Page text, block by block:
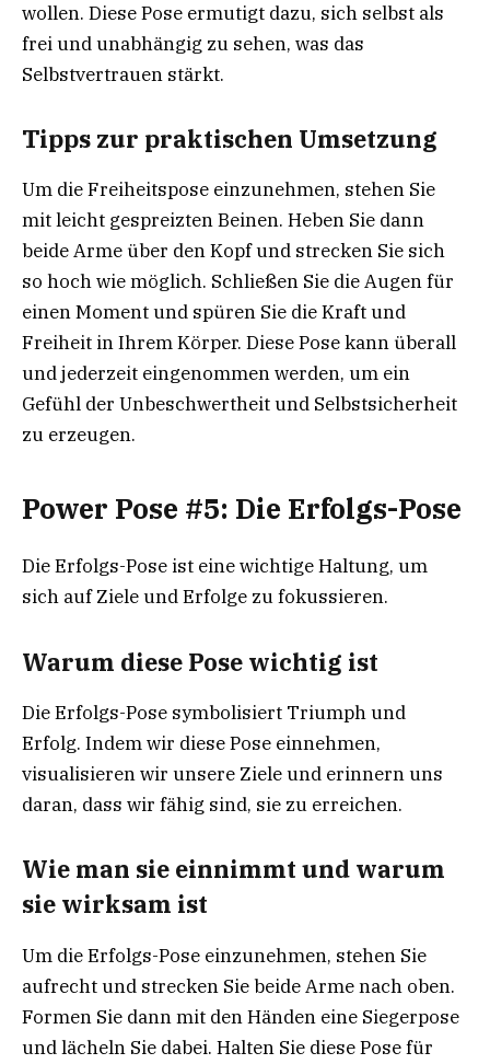
wollen. Diese Pose ermutigt dazu, sich selbst als
frei und unabhängig zu sehen, was das
Selbstvertrauen stärkt.
Tipps zur praktischen Umsetzung
Um die Freiheitspose einzunehmen, stehen Sie
mit leicht gespreizten Beinen. Heben Sie dann
beide Arme über den Kopf und strecken Sie sich
so hoch wie möglich. Schließen Sie die Augen für
einen Moment und spüren Sie die Kraft und
Freiheit in Ihrem Körper. Diese Pose kann überall
und jederzeit eingenommen werden, um ein
Gefühl der Unbeschwertheit und Selbstsicherheit
zu erzeugen.
Power Pose #5: Die Erfolgs-Pose
Die Erfolgs-Pose ist eine wichtige Haltung, um
sich auf Ziele und Erfolge zu fokussieren.
Warum diese Pose wichtig ist
Die Erfolgs-Pose symbolisiert Triumph und
Erfolg. Indem wir diese Pose einnehmen,
visualisieren wir unsere Ziele und erinnern uns
daran, dass wir fähig sind, sie zu erreichen.
Wie man sie einnimmt und warum
sie wirksam ist
Um die Erfolgs-Pose einzunehmen, stehen Sie
aufrecht und strecken Sie beide Arme nach oben.
Formen Sie dann mit den Händen eine Siegerpose
und lächeln Sie dabei. Halten Sie diese Pose für